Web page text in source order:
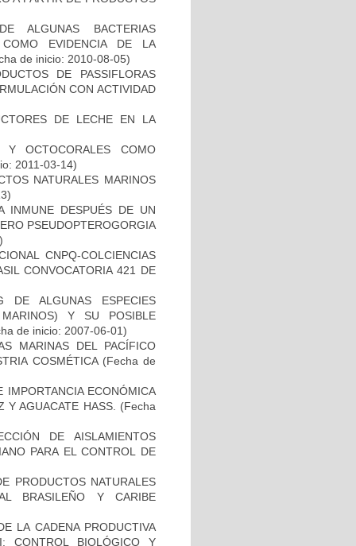
ALGUNAS BACTERIAS
EVIDENCIA DE LA
de inicio: 2010-08-05)
DE PASSIFLORAS
CON ACTIVIDAD
DE LECHE EN LA
Y OCTOCORALES COMO
2011-03-14)
NATURALES MARINOS
INMUNE DESPUÉS DE UN
PSEUDOPTEROGORGIA
CNPQ-COLCIENCIAS
CONVOCATORIA 421 DE
DE ALGUNAS ESPECIES
Y SU POSIBLE
de inicio: 2007-06-01)
MARINAS DEL PACÍFICO
COSMÉTICA(Fecha de
ECONÓMICA
Y AGUACATE HASS.
(Fecha
DE AISLAMIENTOS
PARA EL CONTROL DE
PRODUCTOS NATURALES
BRASILEÑO Y CARIBE
LA CADENA PRODUCTIVA
CONTROL BIOLÓGICO Y